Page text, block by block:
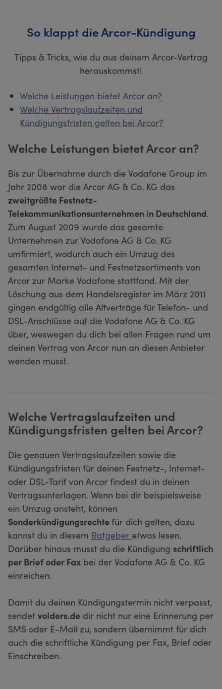
So klappt die Arcor-Kündigung
Tipps & Tricks, wie du aus deinem Arcor-Vertrag
herauskommst!
Welche Leistungen bietet Arcor an?
Welche Vertragslaufzeiten und
Kündigungsfristen gelten bei Arcor?
Welche Leistungen bietet Arcor an?
Bis zur Übernahme durch die Vodafone Group im
Jahr 2008 war die Arcor AG & Co. KG das
zweitgrößte Festnetz-
Telekommunikationsunternehmen in Deutschland.
Zum August 2009 wurde das gesamte
Unternehmen zur Vodafone AG & Co. KG
umfirmiert, wodurch auch ein Umzug des
gesamten Internet- und Festnetzsortiments von
Arcor zur Marke Vodafone stattfand. Mit der
Löschung aus dem Handelsregister im März 2011
gingen endgültig alle Altverträge für Telefon- und
DSL-Anschlüsse auf die Vodafone AG & Co. KG
über, weswegen du dich bei allen Fragen rund um
deinen Vertrag von Arcor nun an diesen Anbieter
wenden musst.
Welche Vertragslaufzeiten und
Kündigungsfristen gelten bei Arcor?
Die genauen Vertragslaufzeiten sowie die
Kündigungsfristen für deinen Festnetz-, Internet-
oder DSL-Tarif von Arcor findest du in deinen
Vertragsunterlagen. Wenn bei dir beispielsweise
ein Umzug ansteht, können
Sonderkündigungsrechtefür dich gelten, dazu
kannst du in diesem Ratgeber etwas lesen.
Darüber hinaus musst du die Kündigung schriftlich
per Brief oder Fax bei der Vodafone AG & Co. KG
einreichen.
Damit du deinen Kündigungstermin nicht verpasst,
sendet volders.de dir nicht nur eine Erinnerung per
SMS oder E-Mail zu, sondern übernimmt für dich
auch die schriftliche Kündigung per Fax, Brief oder
Einschreiben.